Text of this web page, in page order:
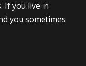
If you live in
you sometimes